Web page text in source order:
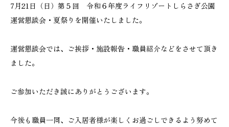
7月21日（日）第５回 令和６年度ライフリゾートしらさぎ公園
運営懇談会・夏祭りを開催いたしました。
運営懇談会では、ご挨拶・施設報告・職員紹介などをさせて頂き
ました。
ご参加いただき誠にありがとうございます。
今後も職員一同、ご入居者様が楽しくお過ごしできるよう努めて